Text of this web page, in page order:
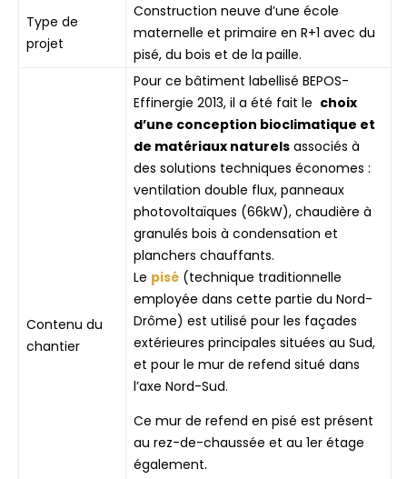
Type de
projet
Construction neuve d’une école
maternelle et primaire en R+1 avec du
pisé, du bois et de la paille.
Contenu du
chantier
Pour ce bâtiment labellisé BEPOS-
Effinergie 2013, il a été fait le choix
d’une conception bioclimatique et
de matériaux naturels associés à
des solutions techniques économes :
ventilation double flux, panneaux
photovoltaïques (66kW), chaudière à
granulés bois à condensation et
planchers chauffants.
Le pisé (technique traditionnelle
employée dans cette partie du Nord-
Drôme) est utilisé pour les façades
extérieures principales situées au Sud,
et pour le mur de refend situé dans
l’axe Nord-Sud.
Ce mur de refend en pisé est présent
au rez-de-chaussée et au 1er étage
également.